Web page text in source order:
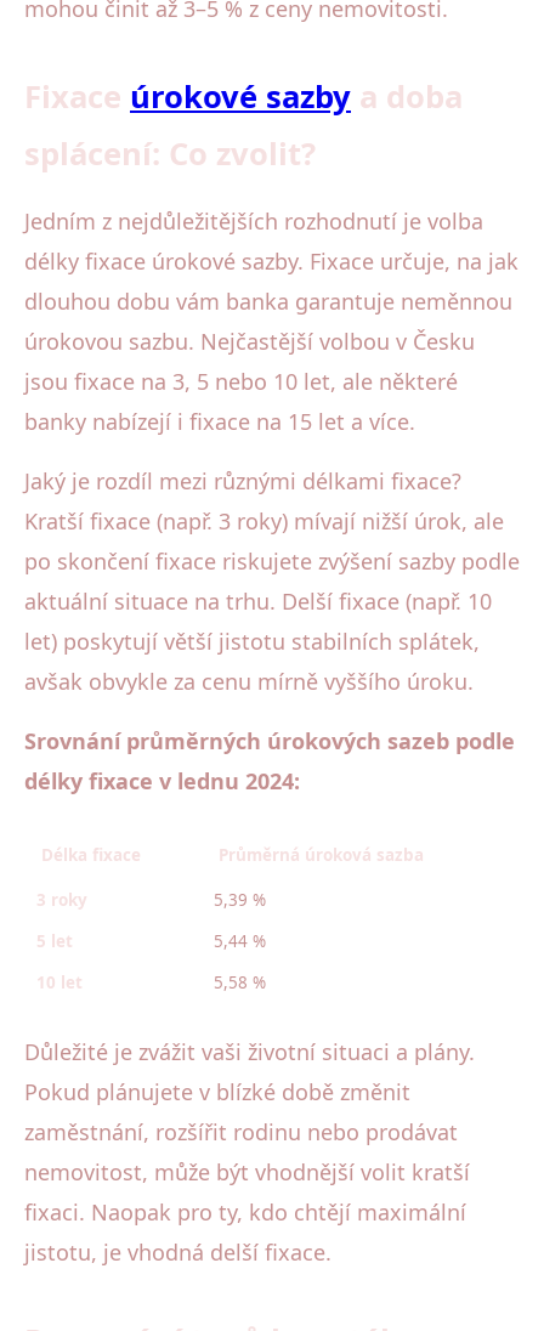
mohou činit až 3–5 % z ceny nemovitosti.
Fixace úrokové sazby a doba
splácení: Co zvolit?
Jedním z nejdůležitějších rozhodnutí je volba
délky fixace úrokové sazby. Fixace určuje, na jak
dlouhou dobu vám banka garantuje neměnnou
úrokovou sazbu. Nejčastější volbou v Česku
jsou fixace na 3, 5 nebo 10 let, ale některé
banky nabízejí i fixace na 15 let a více.
Jaký je rozdíl mezi různými délkami fixace?
Kratší fixace (např. 3 roky) mívají nižší úrok, ale
po skončení fixace riskujete zvýšení sazby podle
aktuální situace na trhu. Delší fixace (např. 10
let) poskytují větší jistotu stabilních splátek,
avšak obvykle za cenu mírně vyššího úroku.
Srovnání průměrných úrokových sazeb podle
délky fixace v lednu 2024:
Délka fixace Průměrná úroková sazba
3 roky
5,39 %
5 let
5,44 %
10 let
5,58 %
Důležité je zvážit vaši životní situaci a plány.
Pokud plánujete v blízké době změnit
zaměstnání, rozšířit rodinu nebo prodávat
nemovitost, může být vhodnější volit kratší
fixaci. Naopak pro ty, kdo chtějí maximální
jistotu, je vhodná delší fixace.